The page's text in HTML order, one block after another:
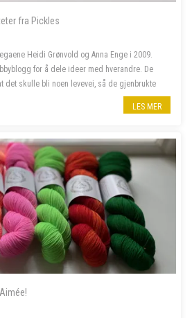
fra Pickles
Heidi Grønvold og Anna Enge i 2009.
for å dele ideer med hverandre. De
det skulle bli noen levevei, så de gjenbrukte
liggende fra et annet prosjekt, nemlig
LES MER